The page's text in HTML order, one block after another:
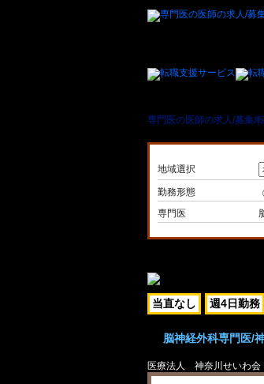
専門医の医師の求人/募集/
地域選択
勤務形態
専門医
当直なし 週4日勤務
脳神経外科専門医/
医療法人 神奈川せいわ